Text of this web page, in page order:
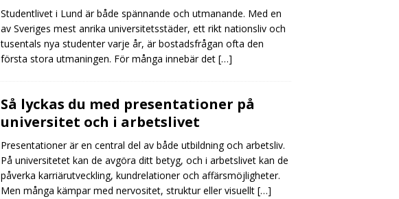
Studentlivet i Lund är både spännande och utmanande. Med en
av Sveriges mest anrika universitetsstäder, ett rikt nationsliv och
tusentals nya studenter varje år, är bostadsfrågan ofta den
första stora utmaningen. För många innebär det […]
Så lyckas du med presentationer på
universitet och i arbetslivet
Presentationer är en central del av både utbildning och arbetsliv.
På universitetet kan de avgöra ditt betyg, och i arbetslivet kan de
påverka karriärutveckling, kundrelationer och affärsmöjligheter.
Men många kämpar med nervositet, struktur eller visuellt […]